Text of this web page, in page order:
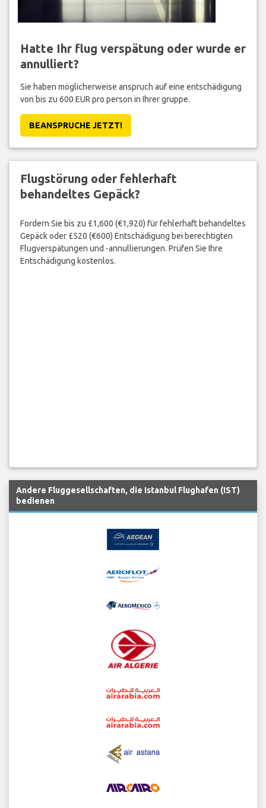
Hatte Ihr flug verspätung oder wurde er
annulliert?
Sie haben möglicherweise anspruch auf eine entschädigung
von bis zu 600 EUR pro person in Ihrer gruppe.
BEANSPRUCHE JETZT!
Flugstörung oder fehlerhaft
behandeltes Gepäck?
Fordern Sie bis zu £1,600 (€1,920) für fehlerhaft behandeltes
Gepäck oder £520 (€600) Entschädigung bei berechtigten
Flugverspätungen und -annullierungen. Prüfen Sie Ihre
Entschädigung kostenlos.
Andere Fluggesellschaften, die Istanbul Flughafen (IST)
bedienen